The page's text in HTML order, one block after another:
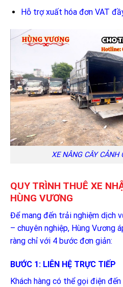
Hỗ trợ xuất hóa đơn VAT
XE NÂNG CÂY CẢNH
QUY TRÌNH THUÊ XE
HÙNG VƯƠNG
Để mang đến trải nghiệm dịch
– chuyên nghiệp, Hùng Vương
ràng chỉ với 4 bước đơn giản:
BƯỚC 1: LIÊN HỆ TRỰC TIẾP
Khách hàng có thể gọi điện